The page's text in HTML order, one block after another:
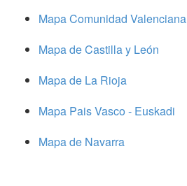
Mapa Comunidad Valenciana
Mapa de Castilla y León
Mapa de La Rioja
Mapa Pais Vasco - Euskadi
Mapa de Navarra